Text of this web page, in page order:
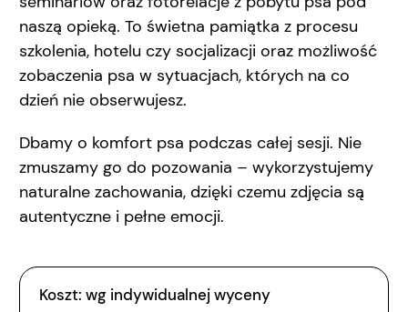
naszą opieką. To świetna pamiątka z procesu
szkolenia, hotelu czy socjalizacji oraz możliwość
zobaczenia psa w sytuacjach, których na co
dzień nie obserwujesz.
Dbamy o komfort psa podczas całej sesji. Nie
zmuszamy go do pozowania – wykorzystujemy
naturalne zachowania, dzięki czemu zdjęcia są
autentyczne i pełne emocji.
Koszt: wg indywidualnej wyceny